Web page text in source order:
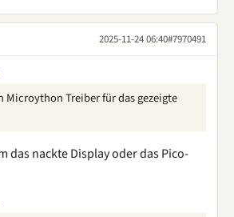
2025-11-24 06:40#7970491
Microython Treiber für das gezeigte
das nackte Display oder das Pico-